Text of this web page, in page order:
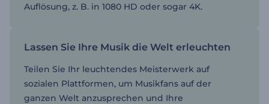
Auflösung, z. B. in 1080 HD oder sogar 4K.
Lassen Sie Ihre Musik die Welt erleuchten
Teilen Sie Ihr leuchtendes Meisterwerk auf
sozialen Plattformen, um Musikfans auf der
ganzen Welt anzusprechen und Ihre